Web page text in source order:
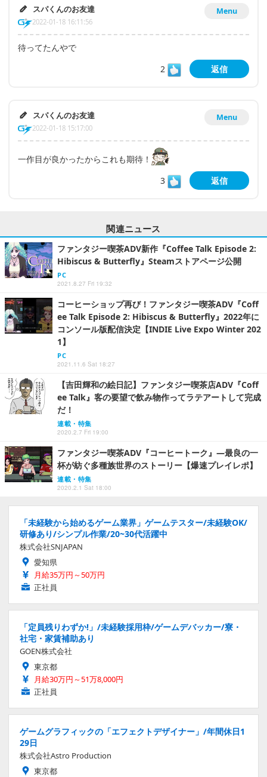
Menu
スパくんのお友達
2022-01-18 16:11:56
待ってたんやで
2
返信
Menu
スパくんのお友達
2022-01-18 15:17:00
一作目が良かったからこれも期待！
3
返信
関連ニュース
ファンタジー喫茶ADV新作『Coffee Talk Episode 2:
Hibiscus & Butterfly』Steamストアページ公開
PC
2021.8.27 Fri 19:32
コーヒーショップ再び！ファンタジー喫茶ADV『Coff
ee Talk Episode 2: Hibiscus & Butterfly』2022年に
コンソール版配信決定【INDIE Live Expo Winter 202
1】
PC
2021.11.6 Sat 18:27
【吉田輝和の絵日記】ファンタジー喫茶店ADV『Coff
ee Talk』客の要望で飲み物作ってラテアートして完成
だ！
連載・特集
2020.2.7 Fri 19:00
ファンタジー喫茶ADV『コーヒートーク』―最良の一
杯が紡ぐ多種族世界のストーリー【爆速プレイレポ】
連載・特集
2020.2.1 Sat 18:00
「未経験から始めるゲーム業界」ゲームテスター/未経験OK/
研修あり/シンプル作業/20~30代活躍中
株式会社SNJAPAN
愛知県
月給35万円～50万円
正社員
「定員残りわずか!」/未経験採用枠/ゲームデバッカー/寮・
社宅・家賃補助あり
GOEN株式会社
東京都
月給30万円～51万8,000円
正社員
ゲームグラフィックの「エフェクトデザイナー」/年間休日1
29日
株式会社Astro Production
東京都